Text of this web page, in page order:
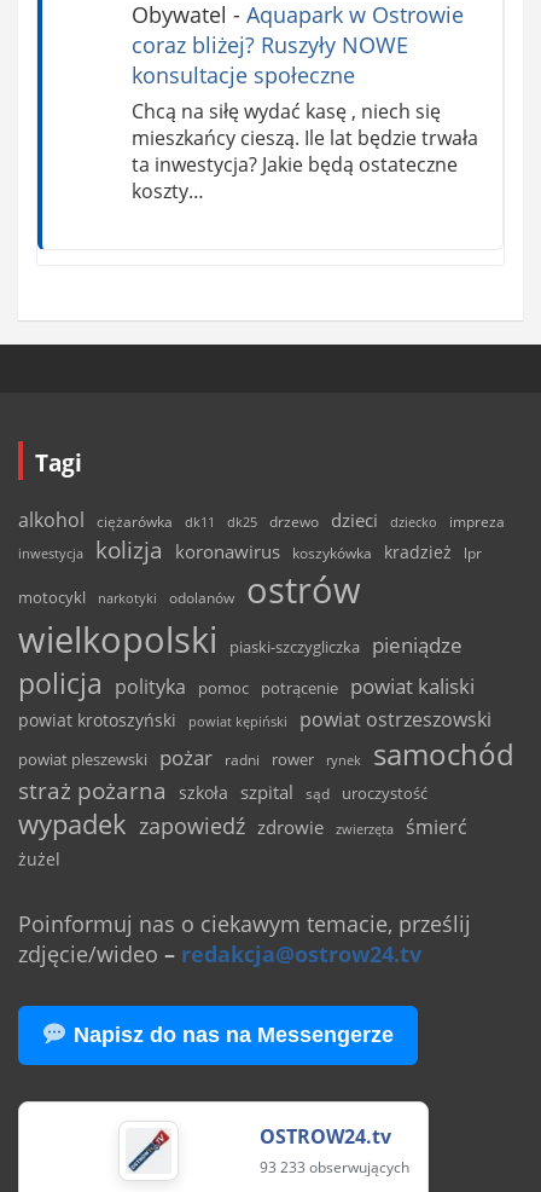
Obywatel - Aquapark w Ostrowie
coraz bliżej? Ruszyły NOWE
konsultacje społeczne
Chcą na siłę wydać kasę , niech się
mieszkańcy cieszą. Ile lat będzie trwała
ta inwestycja? Jakie będą ostateczne
koszty…
Tagi
alkohol ciężarówka dk11 dk25 drzewo dzieci dziecko
impreza
inwestycja
kolizja koronawirus koszykówka kradzież lpr
motocykl narkotyki odolanów
ostrów
wielkopolski
piaski-szczygliczka pieniądze
policja polityka pomoc potrącenie powiat kaliski
powiat krotoszyński powiat kępiński powiat ostrzeszowski
powiat pleszewski pożar radni rower rynek samochód
straż pożarna szkoła szpital sąd uroczystość
wypadek zapowiedź zdrowie zwierzęta śmierć
żużel
Poinformuj nas o ciekawym temacie, prześlij
zdjęcie/wideo – redakcja@ostrow24.tv
Napisz do nas na Messengerze
OSTROW24.tv
93 233 obserwujących